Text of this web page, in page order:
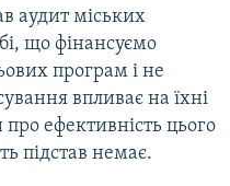
аудит міських
що фінансуємо
програм і не
впливає на їхні
про ефективність цього
підстав немає.